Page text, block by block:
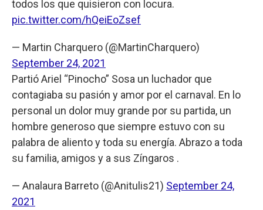
todos los que quisieron con locura.
pic.twitter.com/hQeiEoZsef
— Martin Charquero (@MartinCharquero)
September 24, 2021
Partió Ariel “Pinocho” Sosa un luchador que
contagiaba su pasión y amor por el carnaval. En lo
personal un dolor muy grande por su partida, un
hombre generoso que siempre estuvo con su
palabra de aliento y toda su energía. Abrazo a toda
su familia, amigos y a sus Zíngaros .
— Analaura Barreto (@Anitulis21) September 24,
2021